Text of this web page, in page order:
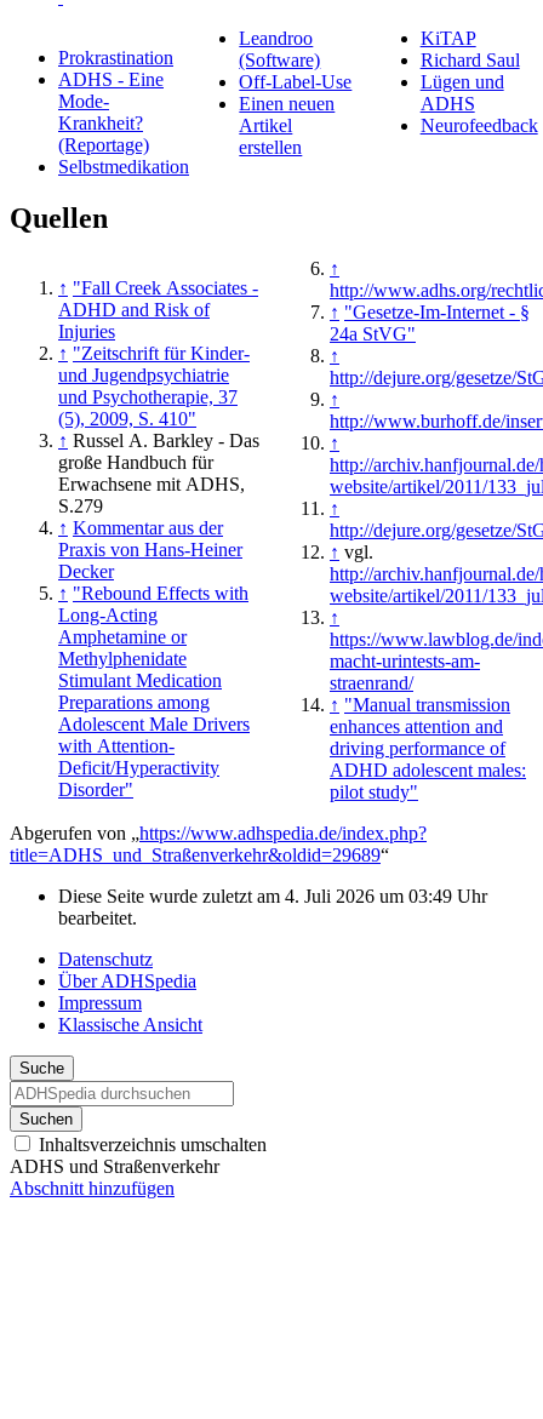
Prokrastination
ADHS - Eine
Mode-
Krankheit?
(Reportage)
Selbstmedikation
Leandroo
(Software)
Off-Label-Use
Einen neuen
Artikel
erstellen
KiTAP
Richard Saul
Lügen und
ADHS
Neurofeedback
Quellen
↑ "Fall Creek Associates -
ADHD and Risk of
Injuries
↑ "Zeitschrift für Kinder-
und Jugendpsychiatrie
und Psychotherapie, 37
(5), 2009, S. 410"
↑ Russel A. Barkley - Das
große Handbuch für
Erwachsene mit ADHS,
S.279
↑ Kommentar aus der
Praxis von Hans-Heiner
Decker
↑ "Rebound Effects with
Long-Acting
Amphetamine or
Methylphenidate
Stimulant Medication
Preparations among
Adolescent Male Drivers
with Attention-
Deficit/Hyperactivity
Disorder"
↑
http://www.adhs.org/
↑ "Gesetze-Im-Internet - §
24a StVG"
↑
http://dejure.org/gesetze/
↑
http://www.burhoff.de/
↑
http://
website/artikel/2011/
↑
http://dejure.org/gesetze/
↑ vgl.
http://
website/artikel/2011/
↑
https://www.lawblog.de/
macht-urintests-am-
straenrand/
↑ "Manual transmission
enhances attention and
driving performance of
ADHD adolescent males:
pilot study"
Abgerufen von „https://www.adhspedia.de/index.php?
title=ADHS_und_Straßenverkehr&oldid=29689“
Diese Seite wurde zuletzt am 4. Juli 2026 um 03:49 Uhr
bearbeitet.
Datenschutz
Über ADHSpedia
Impressum
Klassische Ansicht
Suche
Suchen
Inhaltsverzeichnis umschalten
ADHS und Straßenverkehr
Abschnitt hinzufügen